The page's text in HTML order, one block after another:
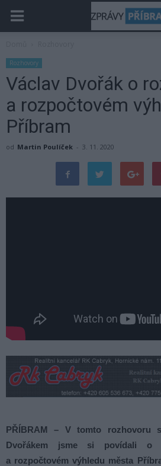
Rozhovory
Václav Dvořák o
a rozpočtovém
Příbram
od Martin Poulíček - 3. 11. 2020
PŘÍBRAM – V tomto rozhovoru s
Dvořákem jsme si povídali o
a rozpočtovém výhledu města